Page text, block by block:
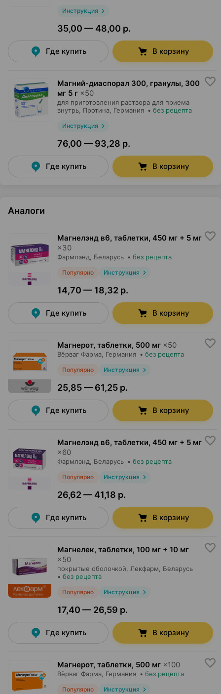
Инструкция
35,00 — 48,00 р.
Где купить В корзину
Магний-диаспорал 300, гранулы, 300
мг 5 г ×50
для приготовления раствора для приема
внутрь, Протина, Германия • без рецепта
Инструкция
76,00 — 93,28 р.
Где купить В корзину
Аналоги
Магнелэнд в6, таблетки, 450 мг + 5 мг
×30
Фармлэнд, Беларусь • без рецепта
Популярно Инструкция
14,70 — 18,32 р.
Где купить В корзину
Магнерот, таблетки, 500 мг ×50
Вёрваг Фарма, Германия • без рецепта
Популярно Инструкция
25,85 — 61,25 р.
Где купить В корзину
Магнелэнд в6, таблетки, 450 мг + 5 мг
×60
Фармлэнд, Беларусь • без рецепта
Популярно Инструкция
26,62 — 41,18 р.
Где купить В корзину
Магнелек, таблетки, 100 мг + 10 мг
×50
покрытые оболочкой, Лекфарм, Беларусь
• без рецепта
Популярно Инструкция
17,40 — 26,59 р.
Где купить В корзину
Магнерот, таблетки, 500 мг ×100
Вёрваг Фарма, Германия • без рецепта
Популярно Инструкция